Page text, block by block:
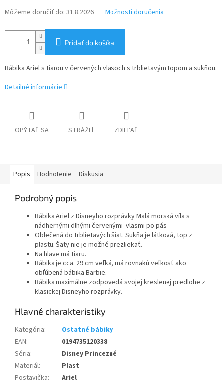
Môžeme doručiť do: 31.8.2026 Možnosti doručenia
Pridať do košíka
Bábika Ariel s tiarou v červených vlasoch s trblietavým topom a sukňou.
Detailné informácie
OPÝTAŤ SA STRÁŽIŤ ZDIEĽAŤ
Popis Hodnotenie Diskusia
Podrobný popis
Bábika Ariel z Disneyho rozprávky Malá morská víla s
nádhernými dlhými červenými vlasmi po pás.
Oblečená do trblietavých šiat. Sukňa je látková, top z
plastu. Šaty nie je možné prezliekať.
Na hlave má tiaru.
Bábika je cca. 29 cm veľká, má rovnakú veľkosť ako
obľúbená bábika Barbie.
Bábika maximálne zodpovedá svojej kreslenej predlohe z
klasickej Disneyho rozprávky.
Kategória:
Ostatné bábiky
EAN:
0194735120338
Séria:
Disney Princezné
Materiál:
Plast
Postavička:
Ariel